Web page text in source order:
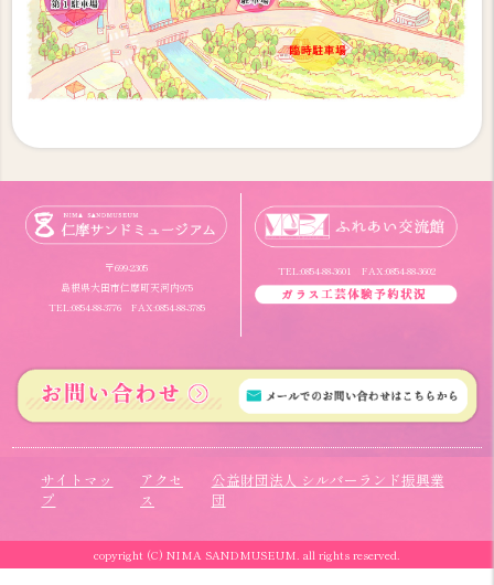
〒699-2305
島根県大田市仁摩町天河内975
TEL:0854-88-3776 FAX:0854-88-3785
TEL:0854-88-3601 FAX:0854-88-3602
サイトマッ
プ
アクセ
ス
公益財団法人 シルバーランド振興業
団
copyright (C) NIMA SANDMUSEUM. all rights reserved.